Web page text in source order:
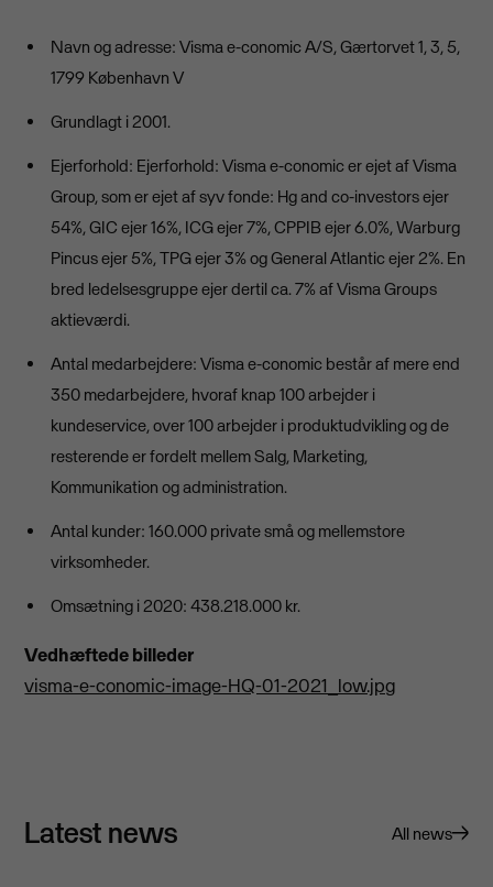
Navn og adresse: Visma e-conomic A/S, Gærtorvet 1, 3, 5,
1799 København V
Grundlagt i 2001.
Ejerforhold: Ejerforhold: Visma e-conomic er ejet af Visma
Group, som er ejet af syv fonde: Hg and co-investors ejer
54%, GIC ejer 16%, ICG ejer 7%, CPPIB ejer 6.0%, Warburg
Pincus ejer 5%, TPG ejer 3% og General Atlantic ejer 2%. En
bred ledelsesgruppe ejer dertil ca. 7% af Visma Groups
aktieværdi.
Antal medarbejdere: Visma e-conomic består af mere end
350 medarbejdere, hvoraf knap 100 arbejder i
kundeservice, over 100 arbejder i produktudvikling og de
resterende er fordelt mellem Salg, Marketing,
Kommunikation og administration.
Antal kunder: 160.000 private små og mellemstore
virksomheder.
Omsætning i 2020: 438.218.000 kr.
Vedhæftede billeder
visma-e-conomic-image-HQ-01-2021_low.jpg
Latest news All news